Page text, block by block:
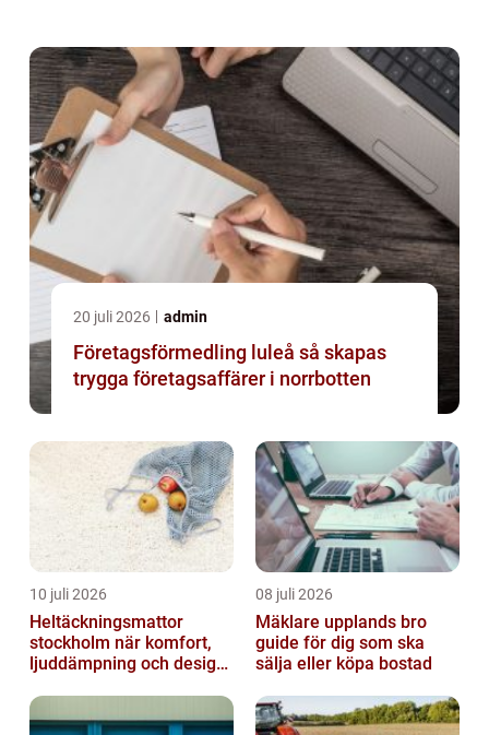
20 juli 2026 admin
Företagsförmedling luleå så skapas
trygga företagsaffärer i norrbotten
10 juli 2026
Heltäckningsmattor
stockholm när komfort,
ljuddämpning och design
08 juli 2026
Mäklare upplands bro
guide för dig som ska
sälja eller köpa bostad